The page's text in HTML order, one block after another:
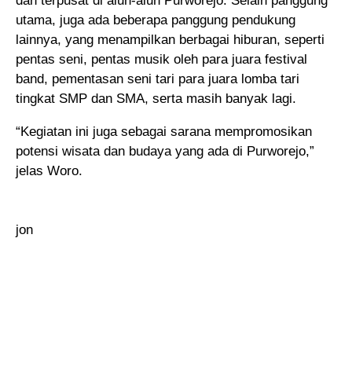
utama, juga ada beberapa panggung pendukung
lainnya, yang menampilkan berbagai hiburan, seperti
pentas seni, pentas musik oleh para juara festival
band, pementasan seni tari para juara lomba tari
tingkat SMP dan SMA, serta masih banyak lagi.
“Kegiatan ini juga sebagai sarana mempromosikan
potensi wisata dan budaya yang ada di Purworejo,”
jelas Woro.
jon